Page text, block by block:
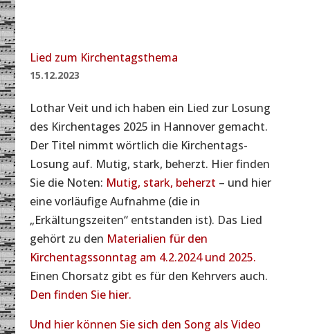
Lied zum Kirchentagsthema
15.12.2023
Lothar Veit und ich haben ein Lied zur Losung
des Kirchentages 2025 in Hannover gemacht.
Der Titel nimmt wörtlich die Kirchentags-
Losung auf. Mutig, stark, beherzt. Hier finden
Sie die Noten: Mutig, stark, beherzt – und hier
eine vorläufige Aufnahme (die in
„Erkältungszeiten“ entstanden ist). Das Lied
gehört zu den Materialien für den
Kirchentagssonntag am 4.2.2024 und 2025.
Einen Chorsatz gibt es für den Kehrvers auch.
Den finden Sie hier.
Und hier können Sie sich den Song als Video